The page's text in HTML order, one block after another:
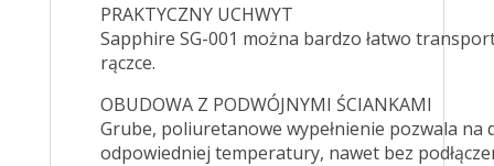
PRAKTYCZNY UCHWYT
Sapphire SG-001 można bardzo łatwo
rączce.
OBUDOWA Z PODWÓJNYMI ŚCIANKAMI
Grube, poliuretanowe wypełnienie pozwala na
odpowiedniej temperatury, nawet bez